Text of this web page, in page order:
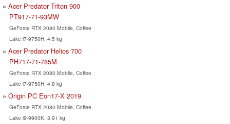
Acer Predator Triton 900
PT917-71-93MW
GeForce RTX 2080 Mobile, Coffee
Lake i7-9750H, 4.5 kg
Acer Predator Helios 700
PH717-71-785M
GeForce RTX 2080 Mobile, Coffee
Lake i7-9750H, 4.8 kg
Origin PC Eon17-X 2019
GeForce RTX 2080 Mobile, Coffee
Lake i9-9900K, 3.91 kg